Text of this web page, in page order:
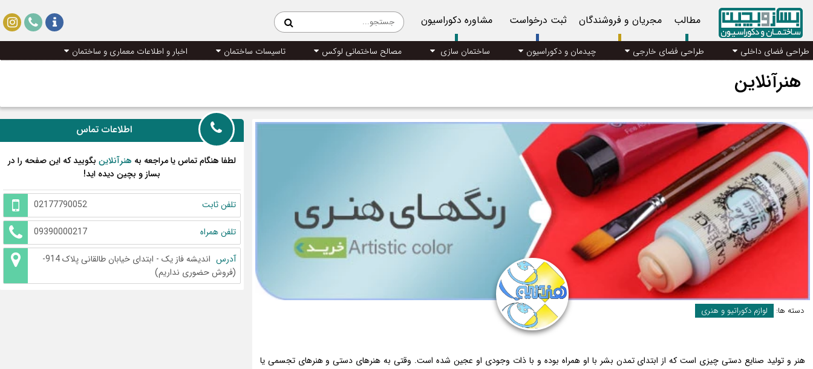
مطالب مجریان و فروشندگان ثبت درخواست مشاوره دکوراسیون
طراحی فضای داخلی طراحی فضای خارجی چیدمان و دکوراسیون ساختمان سازی مصالح ساختمانی لوکس تاسیسات ساختمان اخبار و اطلاعات معماری و ساختمان
هنرآنلاین
اطلاعات تماس
لطفا هنگام تماس یا مراجعه به هنرآنلاینبگویید که این صفحه را در
بساز و بچین دیده اید!
تلفن ثابت 02177790052
تلفن همراه 09390000217
آدرس
اندیشه فاز یک - ابتدای خیابان طالقانی پلاک 914-
(فروش حضوری نداریم)
دسته ها: لوازم دکوراتیو و هنری
هنر و تولید صنایع دستی چیزی است که از ابتدای تمدن بشر با او همراه بوده و با ذات وجودی او عجین شده است. وقتی به هنرهای دستی و هنرهای تجسمی یا